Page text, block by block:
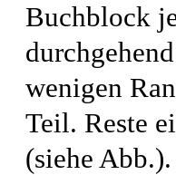
Buchblock
wenigen
Teil. Reste
(siehe Abb.).